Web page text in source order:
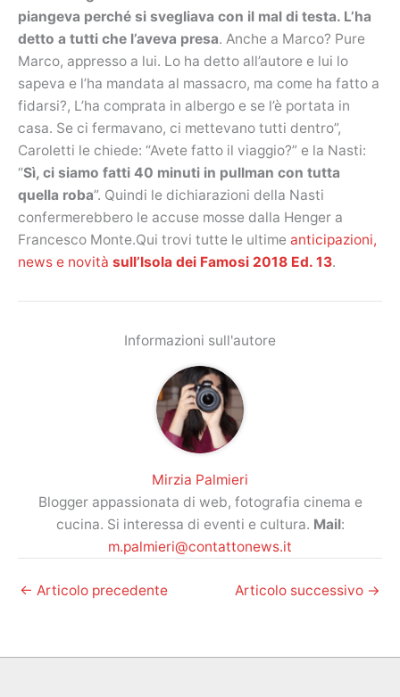
piangeva perché si svegliava con il mal di testa. L’ha
detto a tutti che l’aveva presa. Anche a Marco? Pure
Marco, appresso a lui. Lo ha detto all’autore e lui lo
sapeva e l’ha mandata al massacro, ma come ha fatto a
fidarsi?, L’ha comprata in albergo e se l’è portata in
casa. Se ci fermavano, ci mettevano tutti dentro”,
Caroletti le chiede: “Avete fatto il viaggio?” e la Nasti:
“Sì, ci siamo fatti 40 minuti in pullman con tutta
quella roba”. Quindi le dichiarazioni della Nasti
confermerebbero le accuse mosse dalla Henger a
Francesco Monte.Qui trovi tutte le ultime anticipazioni,
news e novità sull’Isola dei Famosi 2018 Ed. 13.
Informazioni sull'autore
Mirzia Palmieri
Blogger appassionata di web, fotografia cinema e
cucina. Si interessa di eventi e cultura. Mail:
m.palmieri@contattonews.it
← Articolo precedente Articolo successivo →